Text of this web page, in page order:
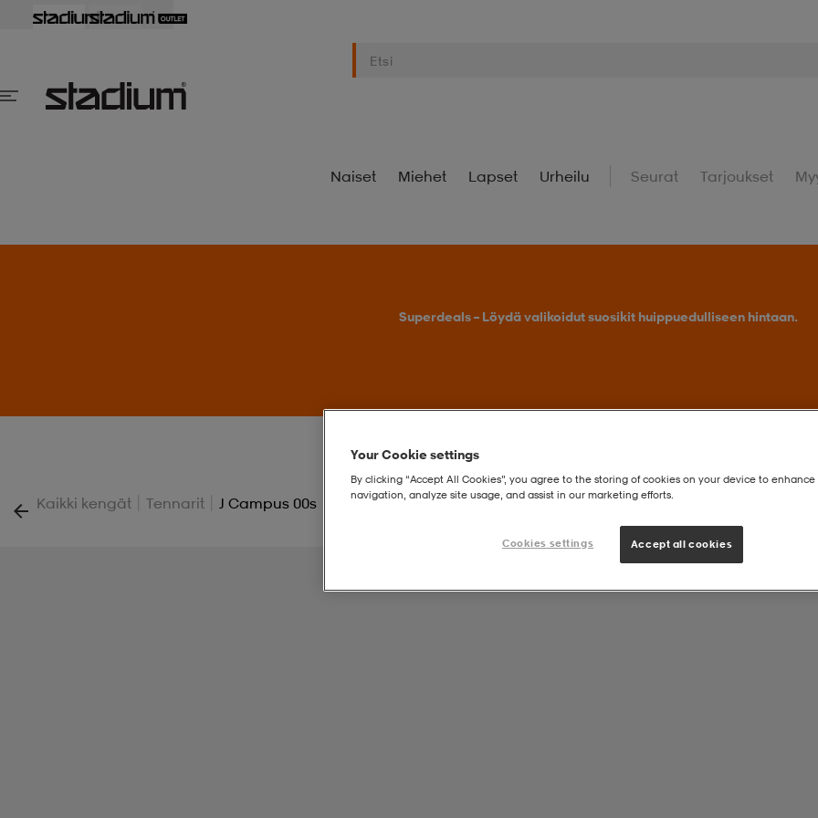
Naiset Miehet Lapset Urheilu Seurat Tarjoukset
Superdeals – Löydä valikoidut suosikit huippuedulliseen hintaan.
Kaikki kengät | Tennarit | J Campus 00s
Your Cookie settings
By clicking “Accept All Cookies”, you agree to the storing of cookies on your device to enhance
navigation, analyze site usage, and assist in our marketing efforts.
Cookies settings Accept all cookies